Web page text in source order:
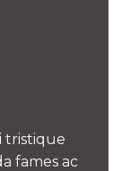
tristique
fames ac